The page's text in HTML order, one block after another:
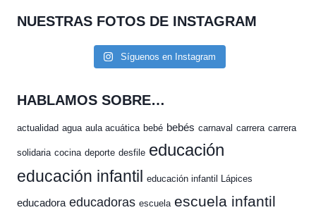
NUESTRAS FOTOS DE INSTAGRAM
Síguenos en Instagram
HABLAMOS SOBRE…
actualidad agua aula acuática bebé bebés carnaval carrera carrera
solidaria cocina deporte desfile educación
educación infantil educación infantil Lápices
educadora educadoras escuela escuela infantil